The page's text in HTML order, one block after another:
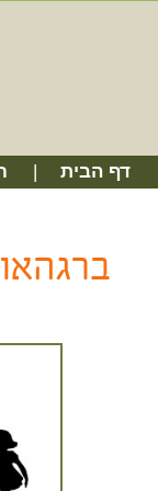
דף הבית